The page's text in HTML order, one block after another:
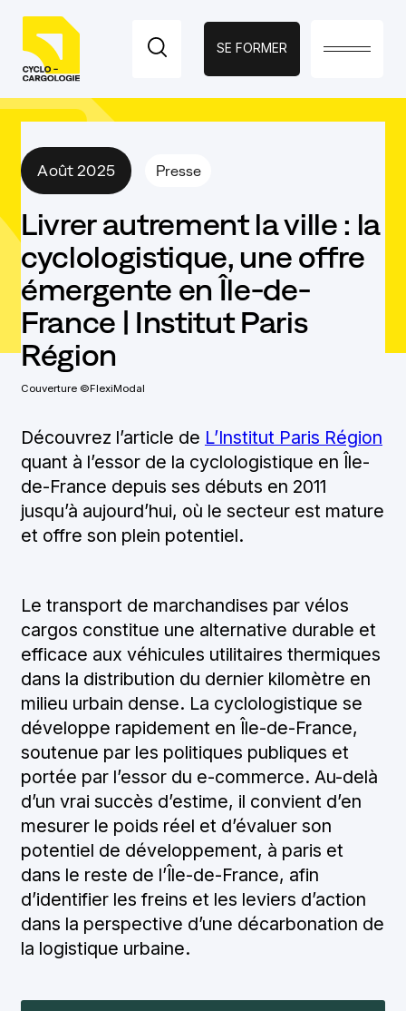
ACCUEIL
LE PROGRAMME
ÉVÉNEMENTS
ACCOMPAGNEMENT
VERS LA
CYCLOLOGISTIQUE
FORMATION
INTERCONNEXION
NUMÉRIQUE
ACTUALITÉS
CONTENUS ET
RESSOURCES
BIBLIOTHÈQUE MÉDIA
QUI SOMMES-NOUS ?
CONTACT
contact@cyclocargologie.fr
SE FORMER
Août 2025 Presse
Livrer autrement la ville : la
cyclologistique, une offre
émergente en Île-de-
France | Institut Paris
Région
Couverture ©FlexiModal
Découvrez l’article de L’Institut Paris Région
quant à l’essor de la cyclologistique en Île-
de-France depuis ses débuts en 2011
jusqu’à aujourd’hui, où le secteur est mature
et offre son plein potentiel.
Le transport de marchandises par vélos
cargos constitue une alternative durable et
efficace aux véhicules utilitaires thermiques
dans la distribution du dernier kilomètre en
milieu urbain dense. La cyclologistique se
développe rapidement en Île-de-France,
soutenue par les politiques publiques et
portée par l’essor du e-commerce. Au-delà
d’un vrai succès d’estime, il convient d’en
mesurer le poids réel et d’évaluer son
potentiel de développement, à paris et
dans le reste de l’Île-de-France, afin
d’identifier les freins et les leviers d’action
dans la perspective d’une décarbonation de
la logistique urbaine.